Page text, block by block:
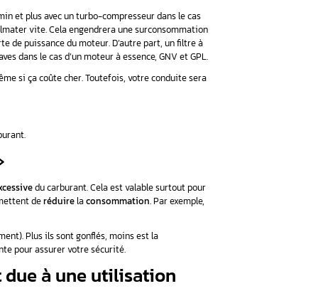
mauvais réglage d’allumage et de carburation
aussi de la surconsommation
des freins récalcitrants
de carburant due à un filtre
entre 1600 cm3 à 3000 tr/min et plus avec un turbo-
à air est susceptible de se colmater vite. Cela engendrera
trouve que cela cause une perte de puissance du moteur.
Les effets sont plus graves dans le cas d’un moteur à